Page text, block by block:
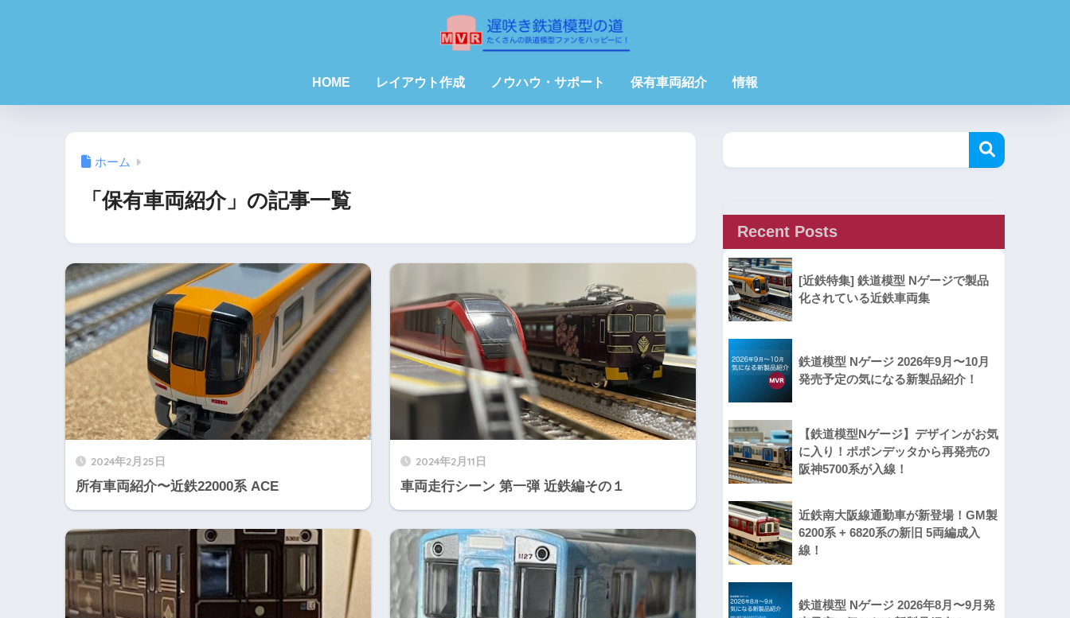
HOME レイアウト作成 ノウハウ・サポート 保有車両紹介 情報
ホーム
「保有車両紹介」の記事一覧
2024年2月25日
所有車両紹介〜近鉄22000系 ACE
2024年2月11日
車両走行シーン 第一弾 近鉄編その１
Recent Posts
[近鉄特集] 鉄道模型 Nゲージで製品
化されている近鉄車両集
鉄道模型 Nゲージ 2026年9月〜10月
発売予定の気になる新製品紹介！
【鉄道模型Nゲージ】デザインがお気
に入り！ポポンデッタから再発売の
阪神5700系が入線！
近鉄南大阪線通勤車が新登場！GM製
6200系 + 6820系の新旧 5両編成入
線！
鉄道模型 Nゲージ 2026年8月〜9月発